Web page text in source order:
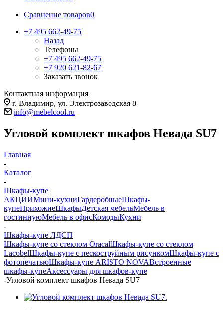
Сравнение товаров0
+7 495 662-49-75
Назад
Телефоны
+7 495 662-49-75
+7 920 621-82-67
Заказать звонок
Контактная информация
г. Владимир, ул. Электрозаводская 8
info@mebelcool.ru
Угловой комплект шкафов Невада SU7
Главная
-
Каталог
-
Шкафы-купе
АКЦИИМини-кухниГардеробныеШкафы-
купеПрихожиеШкафыДетская мебельМебель в
гостиннуюМебель в офисКомодыКухни
-
Шкафы-купе ЛДСП
Шкафы-купе со стеклом OracalШкафы-купе со стеклом
LacobelШкафы-купе с пескоструйным рисункомШкафы-купе с
фотопечатьюШкафы-купе ARISTO NOVAВстроенные
шкафы-купеАксессуары для шкафов-купе
-Угловой комплект шкафов Невада SU7